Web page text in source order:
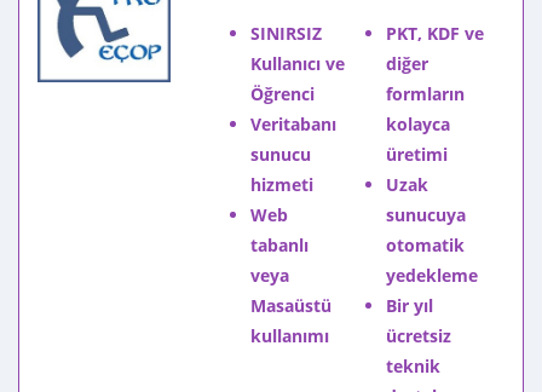
MEBBİS'den bilgilerinizi
yükleyerek hemen kullanmaya
başlayabilirsiniz.
SINIRSIZ
Kullanıcı ve
Öğrenci
Veritabanı
sunucu
hizmeti
Web
tabanlı
veya
Masaüstü
kullanımı
PKT, KDF ve
diğer
formların
kolayca
üretimi
Uzak
sunucuya
otomatik
yedekleme
Bir yıl
ücretsiz
teknik